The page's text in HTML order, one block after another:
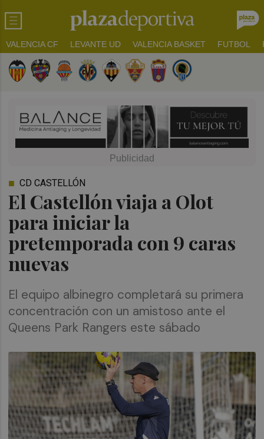
VALENCIA CF LEVANTE UD VALENCIA BASKET FUTBOL
El Castellón viaja a Olot
para iniciar la
pretemporada con 9 caras
nuevas
CD CASTELLÓN
El equipo albinegro completará su primera
concentración con un amistoso ante el
Queens Park Rangers este sábado